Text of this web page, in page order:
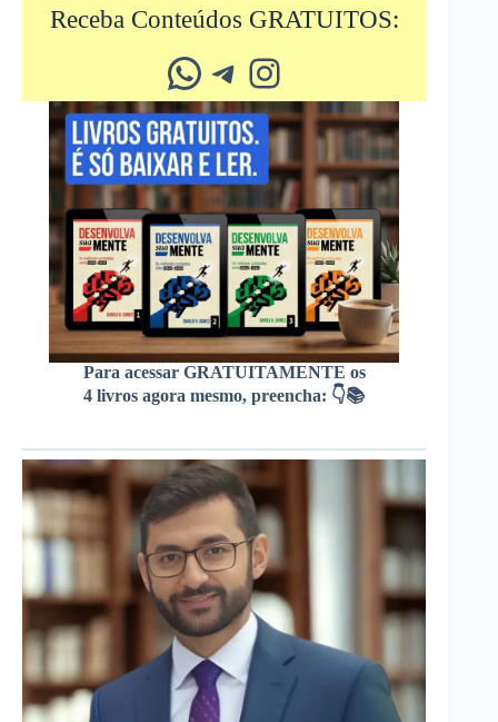
Receba Conteúdos GRATUITOS:
Whatsapp Telegram Instagram
Para acessar GRATUITAMENTE os
4 livros agora mesmo, preencha: 👇📚